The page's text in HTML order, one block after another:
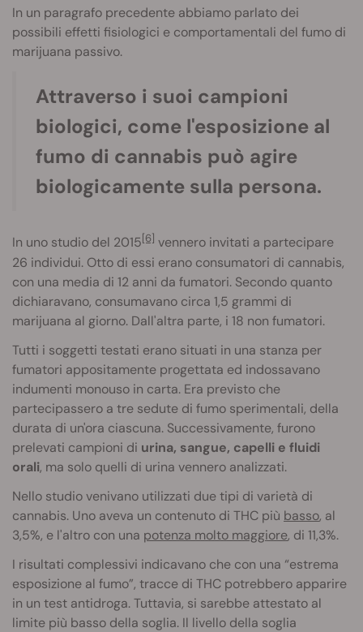
In un paragrafo precedente abbiamo parlato dei
possibili effetti fisiologici e comportamentali del fumo di
marijuana passivo.
Attraverso i suoi campioni
biologici, come l'esposizione al
fumo di cannabis può agire
biologicamente sulla persona.
In uno studio del 2015[6] vennero invitati a partecipare
26 individui. Otto di essi erano consumatori di cannabis,
con una media di 12 anni da fumatori. Secondo quanto
dichiaravano, consumavano circa 1,5 grammi di
marijuana al giorno. Dall'altra parte, i 18 non fumatori.
Tutti i soggetti testati erano situati in una stanza per
fumatori appositamente progettata ed indossavano
indumenti monouso in carta. Era previsto che
partecipassero a tre sedute di fumo sperimentali, della
durata di un'ora ciascuna. Successivamente, furono
prelevati campioni di urina, sangue, capelli e fluidi
orali, ma solo quelli di urina vennero analizzati.
Nello studio venivano utilizzati due tipi di varietà di
cannabis. Uno aveva un contenuto di THC più basso, al
3,5%, e l'altro con una potenza molto maggiore, di 11,3%.
I risultati complessivi indicavano che con una “estrema
esposizione al fumo”, tracce di THC potrebbero apparire
in un test antidroga. Tuttavia, si sarebbe attestato al
limite più basso della soglia. Il livello della soglia